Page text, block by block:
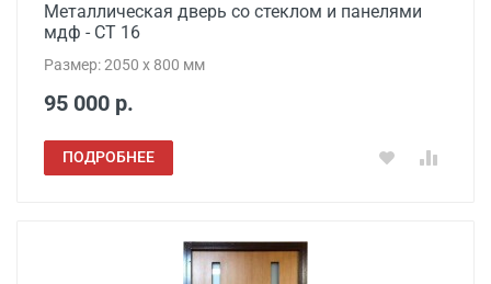
Металлическая дверь со стеклом и панелями
мдф - СТ 16
Размер: 2050 x 800 мм
95 000 р.
ПОДРОБНЕЕ